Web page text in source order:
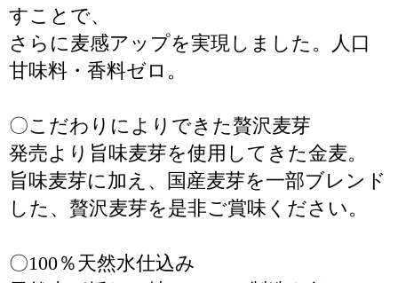
すことで、
さらに麦感アップを実現しました。人口
甘味料・香料ゼロ。
〇こだわりによりできた贅沢麦芽
発売より旨味麦芽を使用してきた金麦。
旨味麦芽に加え、国産麦芽を一部ブレンド
した、贅沢麦芽を是非ご賞味ください。
〇100％天然水仕込み